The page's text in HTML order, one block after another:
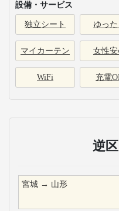
設備・サービス
独立シート ゆった
マイカーテン 女性
WiFi 充電
逆
宮城 → 山形